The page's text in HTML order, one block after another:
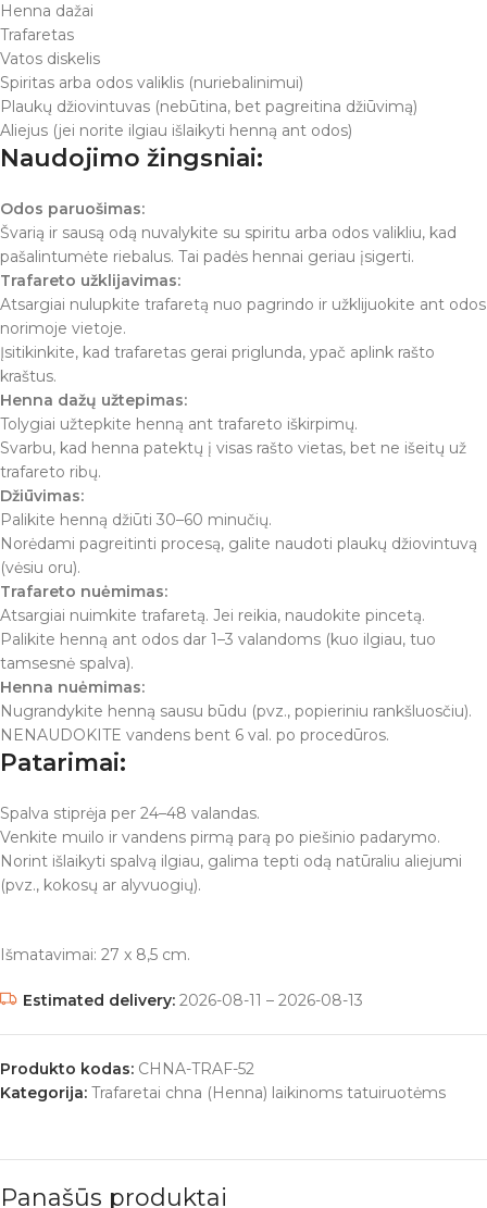
Henna dažai
Trafaretas
Vatos diskelis
Spiritas arba odos valiklis (nuriebalinimui)
Plaukų džiovintuvas (nebūtina, bet pagreitina džiūvimą)
Aliejus (jei norite ilgiau išlaikyti henną ant odos)
Naudojimo žingsniai:
Odos paruošimas:
Švarią ir sausą odą nuvalykite su spiritu arba odos valikliu, kad
pašalintumėte riebalus. Tai padės hennai geriau įsigerti.
Trafareto užklijavimas:
Atsargiai nulupkite trafaretą nuo pagrindo ir užklijuokite ant odos
norimoje vietoje.
Įsitikinkite, kad trafaretas gerai priglunda, ypač aplink rašto
kraštus.
Henna dažų užtepimas:
Tolygiai užtepkite henną ant trafareto iškirpimų.
Svarbu, kad henna patektų į visas rašto vietas, bet ne išeitų už
trafareto ribų.
Džiūvimas:
Palikite henną džiūti 30–60 minučių.
Norėdami pagreitinti procesą, galite naudoti plaukų džiovintuvą
(vėsiu oru).
Trafareto nuėmimas:
Atsargiai nuimkite trafaretą. Jei reikia, naudokite pincetą.
Palikite henną ant odos dar 1–3 valandoms (kuo ilgiau, tuo
tamsesnė spalva).
Henna nuėmimas:
Nugrandykite henną sausu būdu (pvz., popieriniu rankšluosčiu).
NENAUDOKITE vandens bent 6 val. po procedūros.
Patarimai:
Spalva stiprėja per 24–48 valandas.
Venkite muilo ir vandens pirmą parą po piešinio padarymo.
Norint išlaikyti spalvą ilgiau, galima tepti odą natūraliu aliejumi
(pvz., kokosų ar alyvuogių).
Išmatavimai: 27 x 8,5 cm.
Estimated delivery: 2026-08-11 – 2026-08-13
Produkto kodas: CHNA-TRAF-52
Kategorija: Trafaretai chna (Henna) laikinoms tatuiruotėms
Panašūs produktai